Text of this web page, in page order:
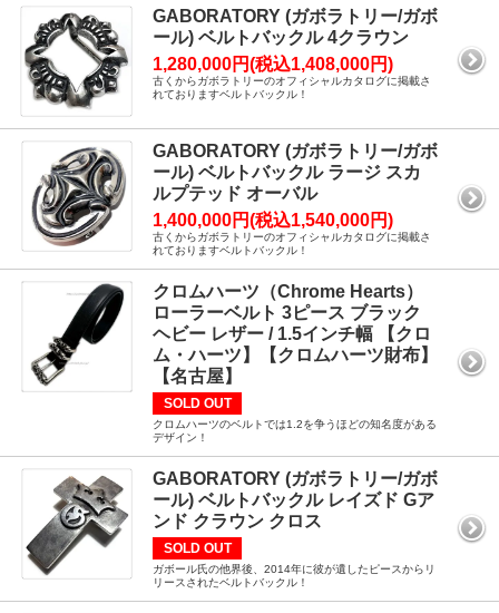
GABORATORY (ガボラトリー/ガボ
ール) ベルトバックル 4クラウン
1,280,000円(税込1,408,000円)
古くからガボラトリーのオフィシャルカタログに掲載さ
れておりますベルトバックル！
GABORATORY (ガボラトリー/ガボ
ール) ベルトバックル ラージ スカ
ルプテッド オーバル
1,400,000円(税込1,540,000円)
古くからガボラトリーのオフィシャルカタログに掲載さ
れておりますベルトバックル！
クロムハーツ（Chrome Hearts）
ローラーベルト 3ピース ブラック
ヘビー レザー / 1.5インチ幅 【クロ
ム・ハーツ】【クロムハーツ財布】
【名古屋】
SOLD OUT
クロムハーツのベルトでは1.2を争うほどの知名度がある
デザイン！
GABORATORY (ガボラトリー/ガボ
ール) ベルトバックル レイズド Gア
ンド クラウン クロス
SOLD OUT
ガボール氏の他界後、2014年に彼が遺したピースからリ
リースされたベルトバックル！